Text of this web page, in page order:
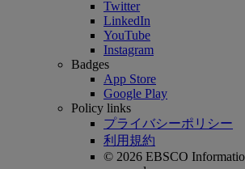
Twitter
LinkedIn
YouTube
Instagram
Badges
App Store
Google Play
Policy links
プライバシーポリシー
利用規約
© 2026 EBSCO